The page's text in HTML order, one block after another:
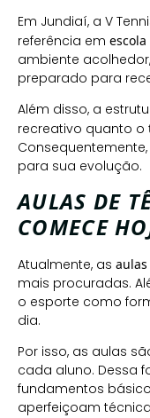
Em Jundiaí, a V
referência em
ambiente
preparado para
Além disso, a
recreativo quanto o
para sua evolução.
AULAS DE
COMECE
Atualmente, as
mais procuradas.
o esporte como
dia.
Por isso, as aulas
cada aluno. Dessa
fundamentos
aperfeiçoam